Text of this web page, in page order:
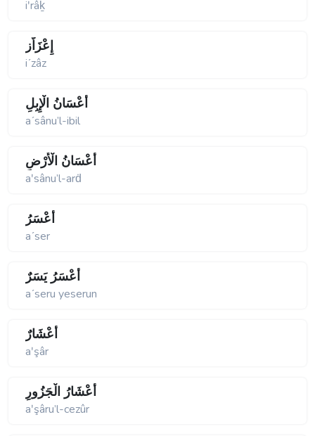
iʹrâḵ
إِعْزَاٌز
iʹzâz
أَعْسَانُ الْإِبِلِ
aʹsânu’l-ibil
أَعْسَانُ الْأَرْضِ
aʹsânu’l-arḋ
أَعْسَرُ
aʹser
أَعْسَرُ يَسَرٌ
aʹseru yeserun
أَعْشَارٌ
aʹşâr
أَعْشَارُ الْجَزُورِ
aʹşâru’l-cezûr